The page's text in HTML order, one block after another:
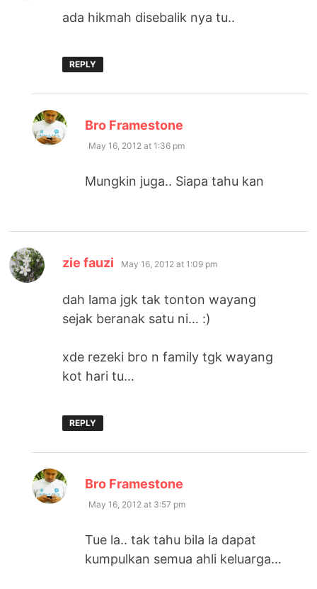
ada hikmah disebalik nya tu..
REPLY
Bro Framestone
May 16, 2012 at 1:36 pm
Mungkin juga.. Siapa tahu kan
zie fauzi says:
May 16, 2012 at 1:09 pm
dah lama jgk tak tonton wayang
sejak beranak satu ni… :)
xde rezeki bro n family tgk wayang
kot hari tu…
REPLY
Bro Framestone
May 16, 2012 at 3:57 pm
Tue la.. tak tahu bila la dapat
kumpulkan semua ahli keluarga…